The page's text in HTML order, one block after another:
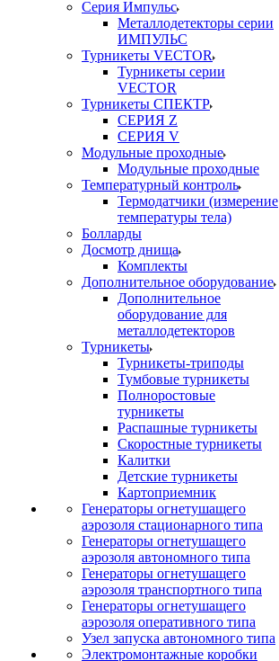
Серия Импульс
Металлодетекторы серии
ИМПУЛЬС
Турникеты VECTOR
Турникеты серии
VECTOR
Турникеты СПЕКТР
СЕРИЯ Z
СЕРИЯ V
Модульные проходные
Модульные проходные
Температурный контроль
Термодатчики (измерение
температуры тела)
Болларды
Досмотр днища
Комплекты
Дополнительное оборудование
Дополнительное
оборудование для
металлодетекторов
Турникеты
Турникеты-триподы
Тумбовые турникеты
Полноростовые
турникеты
Распашные турникеты
Скоростные турникеты
Калитки
Детские турникеты
Картоприемник
Генераторы огнетушащего
аэрозоля стационарного типа
Генераторы огнетушащего
аэрозоля автономного типа
Генераторы огнетушащего
аэрозоля транспортного типа
Генераторы огнетушащего
аэрозоля оперативного типа
Узел запуска автономного типа
Электромонтажные коробки